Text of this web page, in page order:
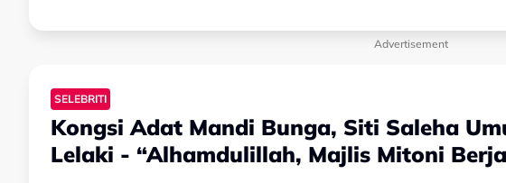
Advertisement
SELEBRITI
Kongsi Adat Mandi Bunga, Siti Saleha
Lelaki - “Alhamdulillah, Majlis Mitoni